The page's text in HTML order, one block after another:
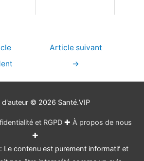
Article suivant
→
d'auteur © 2026 Santé.VIP
et RGPD✚ À propos de nous
✚
contenu est purement informatif et